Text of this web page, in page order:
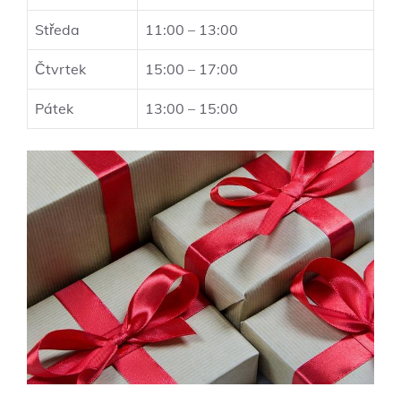
Středa 11:00 – 13:00
Čtvrtek 15:00 – 17:00
Pátek 13:00 – 15:00